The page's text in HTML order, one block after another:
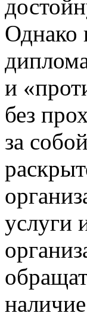
Однако
и
без
за
услуги